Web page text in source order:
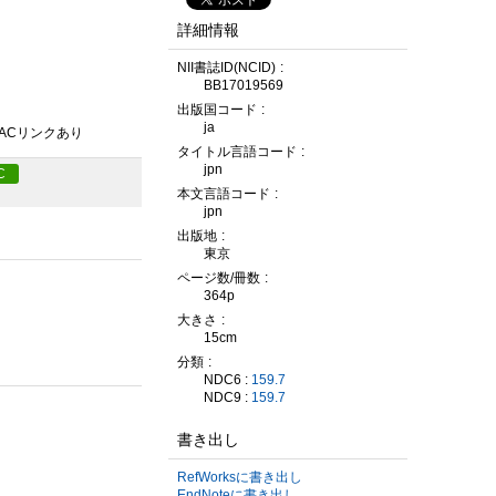
リンクあり
詳細情報
NII書誌ID(NCID)
BB17019569
出版国コード
ja
タイトル言語コード
jpn
本文言語コード
jpn
出版地
東京
ページ数/冊数
364p
大きさ
15cm
分類
NDC6 : 159.7
NDC9 : 159.7
書き出し
RefWorksに書き出し